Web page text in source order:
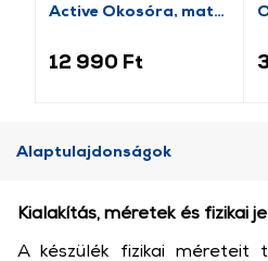
Active Okosóra, matt
12 990 Ft
Alaptulajdonságok
Kialakítás, méretek és fizikai
A készülék fizikai méreteit